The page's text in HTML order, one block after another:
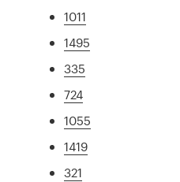
1011
1495
335
724
1055
1419
321